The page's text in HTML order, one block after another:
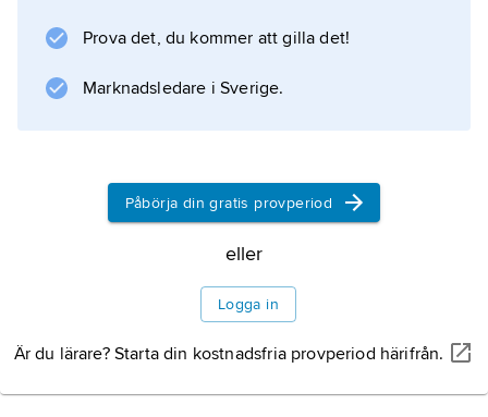
Prova det, du kommer att gilla det!
Marknadsledare i Sverige.
Påbörja din gratis provperiod
eller
Logga in
Är du lärare? Starta din kostnadsfria provperiod härifrån.